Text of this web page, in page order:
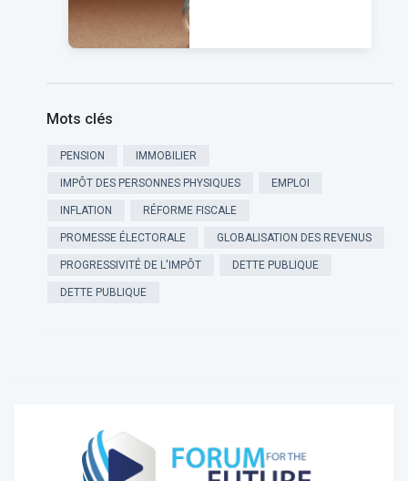
Mots clés
PENSION IMMOBILIER
IMPÔT DES PERSONNES PHYSIQUES EMPLOI
INFLATION RÉFORME FISCALE
PROMESSE ÉLECTORALE GLOBALISATION DES REVENUS
PROGRESSIVITÉ DE L'IMPÔT DETTE PUBLIQUE
DETTE PUBLIQUE